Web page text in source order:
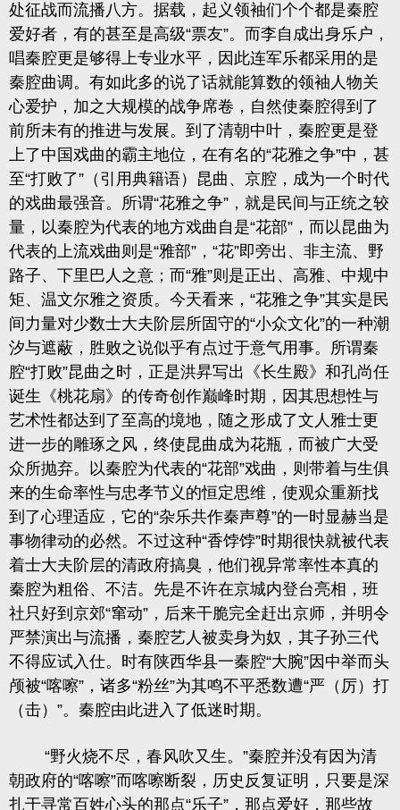
处征战而流播八方。据载，起义领袖们个个都是秦腔
爱好者，有的甚至是高级“票友”。而李自成出身乐户，
唱秦腔更是够得上专业水平，因此连军乐都采用的是
秦腔曲调。有如此多的说了话就能算数的领袖人物关
心爱护，加之大规模的战争席卷，自然使秦腔得到了
前所未有的推进与发展。到了清朝中叶，秦腔更是登
上了中国戏曲的霸主地位，在有名的“花雅之争”中，甚
至“打败了”（引用典籍语）昆曲、京腔，成为一个时代
的戏曲最强音。所谓“花雅之争”，就是民间与正统之较
量，以秦腔为代表的地方戏曲自是“花部”，而以昆曲为
代表的上流戏曲则是“雅部”，“花”即旁出、非主流、野
路子、下里巴人之意；而“雅”则是正出、高雅、中规中
矩、温文尔雅之资质。今天看来，“花雅之争”其实是民
间力量对少数士大夫阶层所固守的“小众文化”的一种潮
汐与遮蔽，胜败之说似乎有点过于意气用事。所谓秦
腔“打败”昆曲之时，正是洪昇写出《长生殿》和孔尚任
诞生 《桃花扇》 的传奇创作巅峰时期，因其思想性与
艺术性都达到了至高的境地，随之形成了文人雅士更
进一步的雕琢之风，终使昆曲成为花瓶，而被广大受
众所抛弃。以秦腔为代表的“花部”戏曲，则带着与生俱
来的生命率性与忠孝节义的恒定思维，使观众重新找
到了心理适应，它的“杂乐共作秦声尊”的一时显赫当是
事物律动的必然。不过这种“香饽饽”时期很快就被代表
着士大夫阶层的清政府搞臭，他们视异常率性本真的
秦腔为粗俗、不洁。先是不许在京城内登台亮相，班
社只好到京郊“窜动”，后来干脆完全赶出京师，并明令
严禁演出与流播，秦腔艺人被卖身为奴，其子孙三代
不得应试入仕。时有陕西华县一秦腔“大腕”因中举而头
颅被“喀嚓”，诸多“粉丝”为其鸣不平悉数遭“严（厉）打
（击）”。秦腔由此进入了低迷时期。
“野火烧不尽，春风吹又生。”秦腔并没有因为清
朝政府的“喀嚓”而喀嚓断裂，历史反复证明，只要是深
扎于寻常百姓心头的那点“乐子”，那点爱好，那些故